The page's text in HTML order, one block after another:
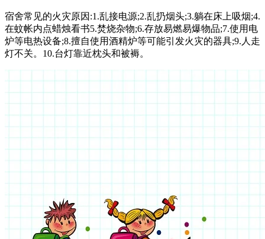
宿舍常见的火灾原因:1.乱接电源;2.乱扔烟头;3.躺在床上吸烟;4.
在蚊帐内点蜡烛看书5.焚烧杂物;6.存放易燃易爆物品;7.使用电
炉等电热设备;8.擅自使用酒精炉等可能引发火灾的器具;9.人走
灯不关。10.台灯靠近枕头和被褥。